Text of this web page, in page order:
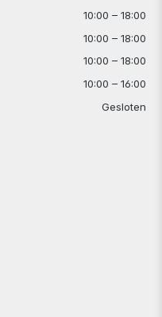
10:00 – 18:00
10:00 – 18:00
10:00 – 18:00
10:00 – 16:00
Gesloten